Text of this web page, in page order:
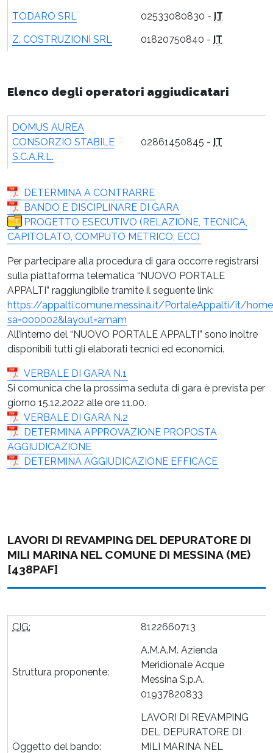
TODARO SRL 02533080830 - IT
Z. COSTRUZIONI SRL
01820750840 - IT
Elenco degli operatori aggiudicatari
DOMUS AUREA
CONSORZIO STABILE
S.C.A.R.L.
02861450845 - IT
DETERMINA A CONTRARRE
BANDO E DISCIPLINARE DI GARA
PROGETTO ESECUTIVO (RELAZIONE, TECNICA,
CAPITOLATO, COMPUTO METRICO, ECC)
Per partecipare alla procedura di gara occorre registrarsi
sulla piattaforma telematica “NUOVO PORTALE
APPALTI” raggiungibile tramite il seguente link:
https://appalti.comune.messina.it/PortaleAppalti/it/
sa=000002&layout=amam
All’interno del “NUOVO PORTALE APPALTI” sono inoltre
disponibili tutti gli elaborati tecnici ed economici.
VERBALE DI GARA N.1
Si comunica che la prossima seduta di gara è prevista per
giorno 15.12.2022 alle ore 11.00.
VERBALE DI GARA N.2
DETERMINA APPROVAZIONE PROPOSTA
AGGIUDICAZIONE
DETERMINA AGGIUDICAZIONE EFFICACE
LAVORI DI REVAMPING DEL DEPURATORE DI
MILI MARINA NEL COMUNE DI MESSINA (ME)
[438PAF]
CIG: 8122660713
Struttura proponente:
A.M.A.M. Azienda
Meridionale Acque
Messina S.p.A.
01937820833
Oggetto del bando:
LAVORI DI REVAMPING
DEL DEPURATORE DI
MILI MARINA NEL